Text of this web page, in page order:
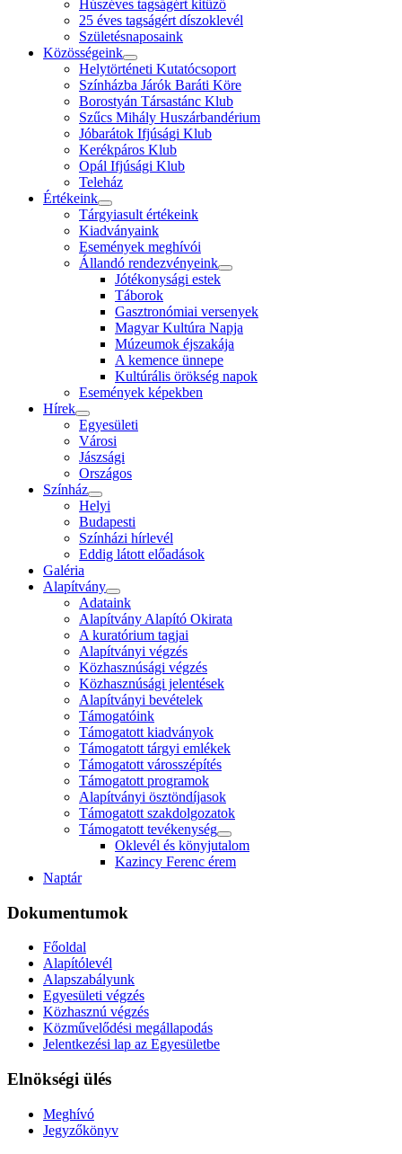
Húszéves tagságért kitűző
25 éves tagságért díszoklevél
Születésnaposaink
Közösségeink
Helytörténeti Kutatócsoport
Színházba Járók Baráti Köre
Borostyán Társastánc Klub
Szűcs Mihály Huszárbandérium
Jóbarátok Ifjúsági Klub
Kerékpáros Klub
Opál Ifjúsági Klub
Teleház
Értékeink
Tárgyiasult értékeink
Kiadványaink
Események meghívói
Állandó rendezvényeink
Jótékonysági estek
Táborok
Gasztronómiai versenyek
Magyar Kultúra Napja
Múzeumok éjszakája
A kemence ünnepe
Kultúrális örökség napok
Események képekben
Hírek
Egyesületi
Városi
Jászsági
Országos
Színház
Helyi
Budapesti
Színházi hírlevél
Eddig látott előadások
Galéria
Alapítvány
Adataink
Alapítvány Alapító Okirata
A kuratórium tagjai
Alapítványi végzés
Közhasznúsági végzés
Közhasznúsági jelentések
Alapítványi bevételek
Támogatóink
Támogatott kiadványok
Támogatott tárgyi emlékek
Támogatott városszépítés
Támogatott programok
Alapítványi ösztöndíjasok
Támogatott szakdolgozatok
Támogatott tevékenység
Oklevél és könyjutalom
Kazincy Ferenc érem
Naptár
Dokumentumok
Főoldal
Alapítólevél
Alapszabályunk
Egyesületi végzés
Közhasznú végzés
Közművelődési megállapodás
Jelentkezési lap az Egyesületbe
Elnökségi ülés
Meghívó
Jegyzőkönyv